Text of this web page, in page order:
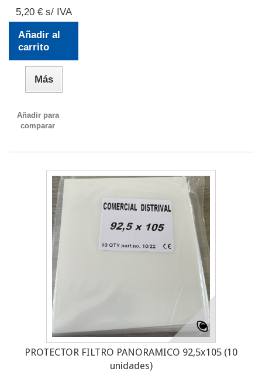
5,20 € s/ IVA
Añadir al
carrito
Más
Añadir para
comparar
PROTECTOR FILTRO PANORAMICO 92,5x105 (10
unidades)